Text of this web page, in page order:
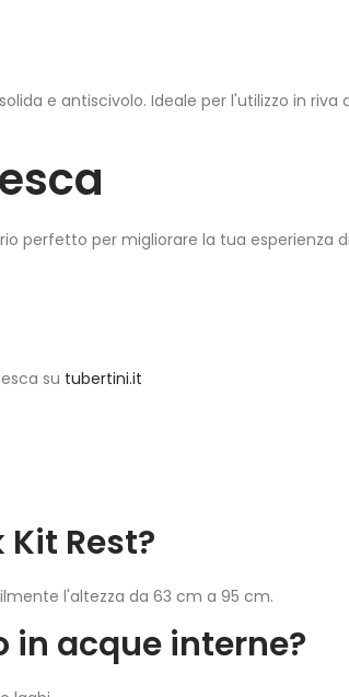
e antiscivolo. Ideale per l'utilizzo in riva
perfetto per migliorare la tua esperienza
su tubertini.it
Rest?
l'altezza da 63 cm a 95 cm.
in acque interne?